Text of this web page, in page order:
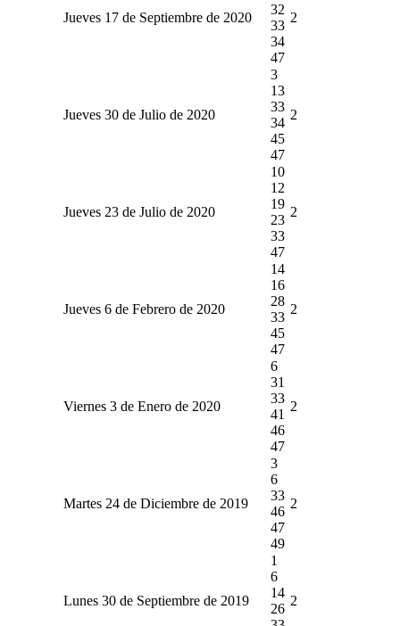
Jueves 17 de Septiembre de 2020
32
33
34
47
2
Jueves 30 de Julio de 2020
3
13
33
34
45
47
2
Jueves 23 de Julio de 2020
10
12
19
23
33
47
2
Jueves 6 de Febrero de 2020
14
16
28
33
45
47
2
Viernes 3 de Enero de 2020
6
31
33
41
46
47
2
Martes 24 de Diciembre de 2019
3
6
33
46
47
49
2
Lunes 30 de Septiembre de 2019
1
6
14
26
2